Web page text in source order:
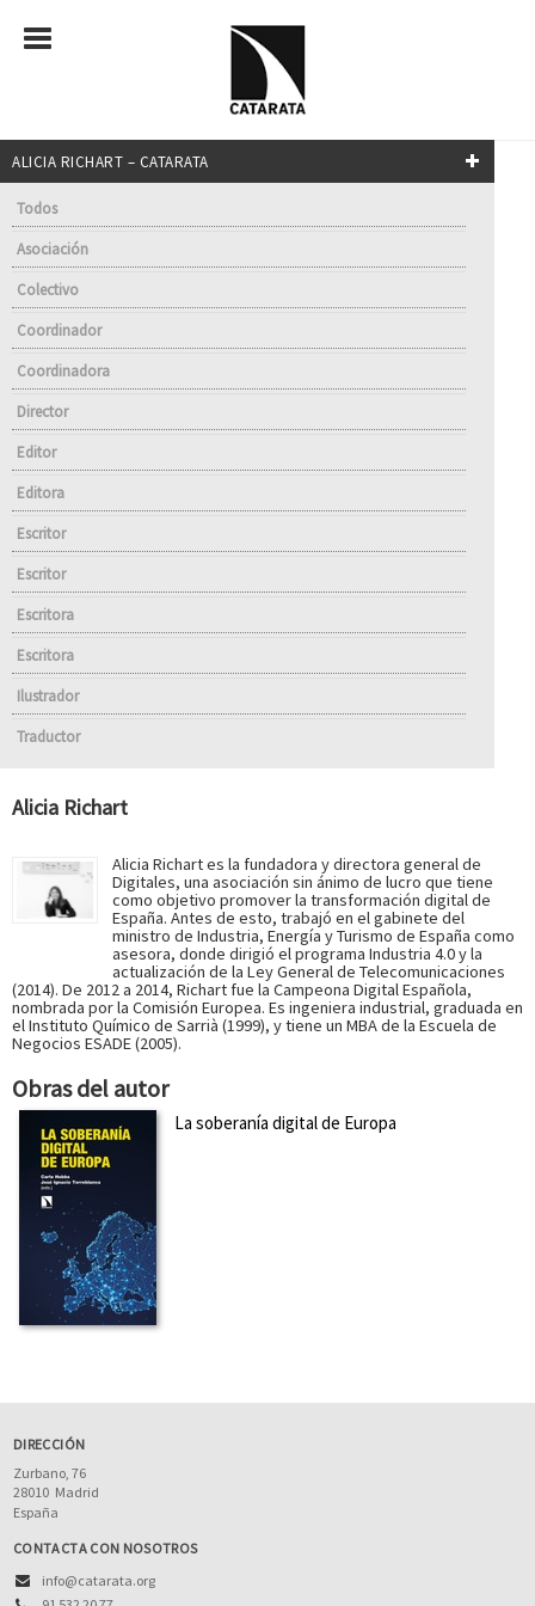
ALICIA RICHART – CATARATA
Todos
Asociación
Colectivo
Coordinador
Coordinadora
Director
Editor
Editora
Escritor
Escritor
Escritora
Escritora
Ilustrador
Traductor
Alicia Richart
Alicia Richart es la fundadora y directora general de
Digitales, una asociación sin ánimo de lucro que tiene
como objetivo promover la transformación digital de
España. Antes de esto, trabajó en el gabinete del
ministro de Industria, Energía y Turismo de España como
asesora, donde dirigió el programa Industria 4.0 y la
actualización de la Ley General de Telecomunicaciones
(2014). De 2012 a 2014, Richart fue la Campeona Digital Española,
nombrada por la Comisión Europea. Es ingeniera industrial, graduada en
el Instituto Químico de Sarrià (1999), y tiene un MBA de la Escuela de
Negocios ESADE (2005).
Obras del autor
La soberanía digital de Europa
DIRECCIÓN
Zurbano, 76
28010 Madrid
España
CONTACTA CON NOSOTROS
info@catarata.org